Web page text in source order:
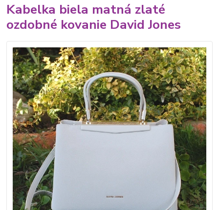
Kabelka biela matná zlaté
ozdobné kovanie David Jones